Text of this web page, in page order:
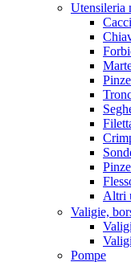
Utensileria
Pinze
Altri
Valigie,
Pompe